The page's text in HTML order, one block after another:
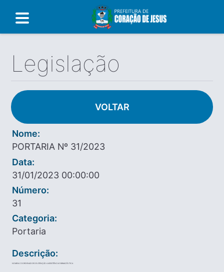
Legislação
VOLTAR
Nome:
PORTARIA Nº 31/2023
Data:
31/01/2023 00:00:00
Número:
31
Categoria:
Portaria
Descrição:
NOMEIA COORDENADOR DE ATENÇÃO A ASSISTÊNCIA FARMACÊUTICA